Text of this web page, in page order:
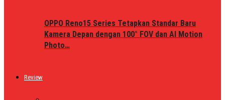
OPPO Reno15 Series Tetapkan Standar Baru
Kamera Depan dengan 100° FOV dan AI Motion
Photo…
Review